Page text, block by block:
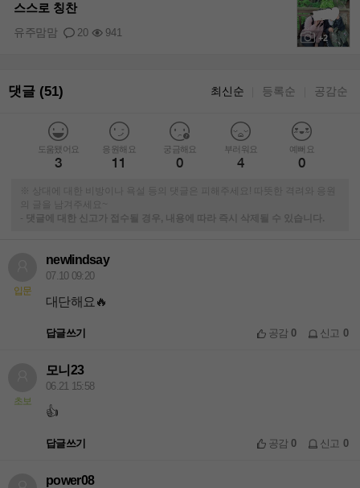
+2
스스로 칭찬
20 941
유주맘맘
댓글 (51) 최신순 등록순 공감순
도움됐어요
3
응원해요
11
궁금해요
0
부러워요
4
예뻐요
0
※ 상대에 대한 비방이나 욕설 등의 댓글은 피해주세요! 따뜻한 격려와 응원
-
댓글에 대한 신고가 접수될 경우, 내용에 따라 즉시 삭제될 수 있습니다.
입문
newlindsay
07.10 09:20
대단해요🔥
답글쓰기 공감0 신고 0
초보
모니23
06.21 15:58
👍
답글쓰기 공감0 신고 0
power08